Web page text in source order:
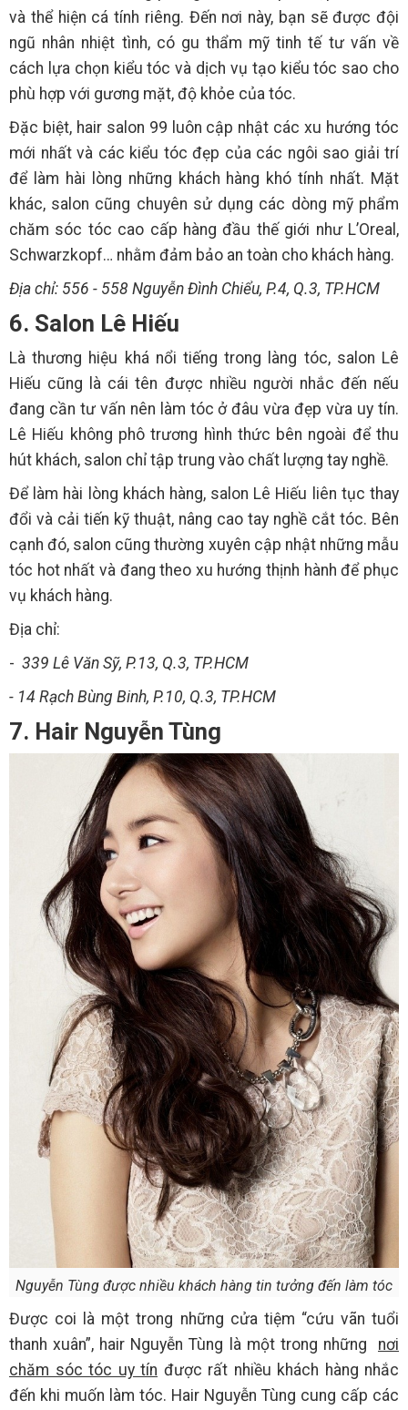
và thể hiện cá tính riêng. Đến nơi này, bạn sẽ được đội
ngũ nhân nhiệt tình, có gu thẩm mỹ tinh tế tư vấn về
cách lựa chọn kiểu tóc và dịch vụ tạo kiểu tóc sao cho
phù hợp với gương mặt, độ khỏe của tóc.
Đặc biệt, hair salon 99 luôn cập nhật các xu hướng tóc
mới nhất và các kiểu tóc đẹp của các ngôi sao giải trí
để làm hài lòng những khách hàng khó tính nhất. Mặt
khác, salon cũng chuyên sử dụng các dòng mỹ phẩm
chăm sóc tóc cao cấp hàng đầu thế giới như L’Oreal,
Schwarzkopf… nhằm đảm bảo an toàn cho khách hàng.
Địa chỉ: 556 - 558 Nguyễn Đình Chiểu, P.4, Q.3, TP.HCM
6. Salon Lê Hiếu
Là thương hiệu khá nổi tiếng trong làng tóc, salon Lê
Hiếu cũng là cái tên được nhiều người nhắc đến nếu
đang cần tư vấn nên làm tóc ở đâu vừa đẹp vừa uy tín.
Lê Hiếu không phô trương hình thức bên ngoài để thu
hút khách, salon chỉ tập trung vào chất lượng tay nghề.
Để làm hài lòng khách hàng, salon Lê Hiếu liên tục thay
đổi và cải tiến kỹ thuật, nâng cao tay nghề cắt tóc. Bên
cạnh đó, salon cũng thường xuyên cập nhật những mẫu
tóc hot nhất và đang theo xu hướng thịnh hành để phục
vụ khách hàng.
Địa chỉ:
- 339 Lê Văn Sỹ, P.13, Q.3, TP.HCM
- 14 Rạch Bùng Binh, P.10, Q.3, TP.HCM
7. Hair Nguyễn Tùng
Nguyễn Tùng được nhiều khách hàng tin tưởng đến làm tóc
Được coi là một trong những cửa tiệm “cứu vãn tuổi
thanh xuân”, hair Nguyễn Tùng là một trong những nơi
chăm sóc tóc uy tín được rất nhiều khách hàng nhắc
đến khi muốn làm tóc. Hair Nguyễn Tùng cung cấp các